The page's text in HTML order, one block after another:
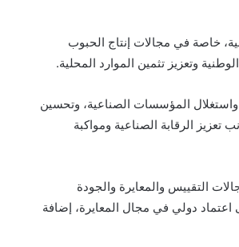
خاصة في مجالات إنتاج الحبوب
وتعزيز تثمين الموارد المحلية.
واستغلال المؤسسات الصناعية، وتحسين
تعزيز الرقابة الصناعية ومواكبة
التقييس والمعايرة والجودة
اعتماد دولي في مجال المعايرة، إضافة